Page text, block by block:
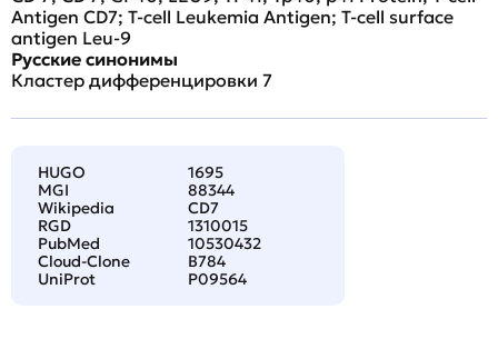
Antigen CD7; T-cell Leukemia Antigen; T-cell surface
antigen Leu-9
Русские синонимы
Кластер дифференцировки 7
HUGO
1695
MGI
88344
Wikipedia
CD7
RGD
1310015
PubMed
10530432
Cloud-Clone
B784
UniProt
P09564